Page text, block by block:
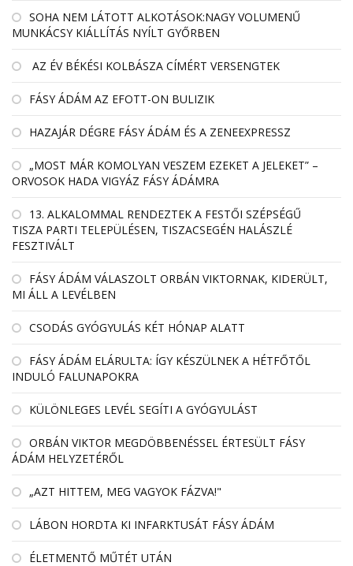
SOHA NEM LÁTOTT ALKOTÁSOK:NAGY VOLUMENŰ
MUNKÁCSY KIÁLLÍTÁS NYÍLT GYŐRBEN
AZ ÉV BÉKÉSI KOLBÁSZA CÍMÉRT VERSENGTEK
FÁSY ÁDÁM AZ EFOTT-ON BULIZIK
HAZAJÁR DÉGRE FÁSY ÁDÁM ÉS A ZENEEXPRESSZ
„MOST MÁR KOMOLYAN VESZEM EZEKET A JELEKET” –
ORVOSOK HADA VIGYÁZ FÁSY ÁDÁMRA
13. ALKALOMMAL RENDEZTEK A FESTŐI SZÉPSÉGŰ
TISZA PARTI TELEPÜLÉSEN, TISZACSEGÉN HALÁSZLÉ
FESZTIVÁLT
FÁSY ÁDÁM VÁLASZOLT ORBÁN VIKTORNAK, KIDERÜLT,
MI ÁLL A LEVÉLBEN
CSODÁS GYÓGYULÁS KÉT HÓNAP ALATT
FÁSY ÁDÁM ELÁRULTA: ÍGY KÉSZÜLNEK A HÉTFŐTŐL
INDULÓ FALUNAPOKRA
KÜLÖNLEGES LEVÉL SEGÍTI A GYÓGYULÁST
ORBÁN VIKTOR MEGDÖBBENÉSSEL ÉRTESÜLT FÁSY
ÁDÁM HELYZETÉRŐL
„AZT HITTEM, MEG VAGYOK FÁZVA!"
LÁBON HORDTA KI INFARKTUSÁT FÁSY ÁDÁM
ÉLETMENTŐ MŰTÉT UTÁN